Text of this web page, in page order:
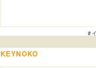
#
KEYNOKO